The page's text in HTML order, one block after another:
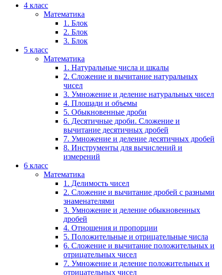
4 класс
Математика
1. Блок
2. Блок
3. Блок
5 класс
Математика
1. Натуральные числа и шкалы
2. Сложение и вычитание натуральных
чисел
3. Умножение и деление натуральных чисел
4. Площади и объемы
5. Обыкновенные дроби
6. Десятичные дроби. Сложение и
вычитание десятичных дробей
7. Умножение и деление десятичных дробей
8. Инструменты для вычислений и
измерений
6 класс
Математика
1. Делимость чисел
2. Сложение и вычитание дробей с разными
знаменателями
3. Умножение и деление обыкновенных
дробей
4. Отношения и пропорции
5. Положительные и отрицательные числа
6. Сложение и вычитание положительных и
отрицательных чисел
7. Умножение и деление положительных и
отрицательных чисел